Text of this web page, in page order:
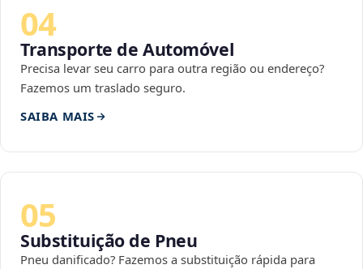
04
Transporte de Automóvel
Precisa levar seu carro para outra região ou endereço?
Fazemos um traslado seguro.
SAIBA MAIS
05
Substituição de Pneu
Pneu danificado? Fazemos a substituição rápida para